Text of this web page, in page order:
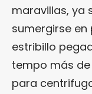
maravillas, ya
sumergirse
estribillo
tempo más
para